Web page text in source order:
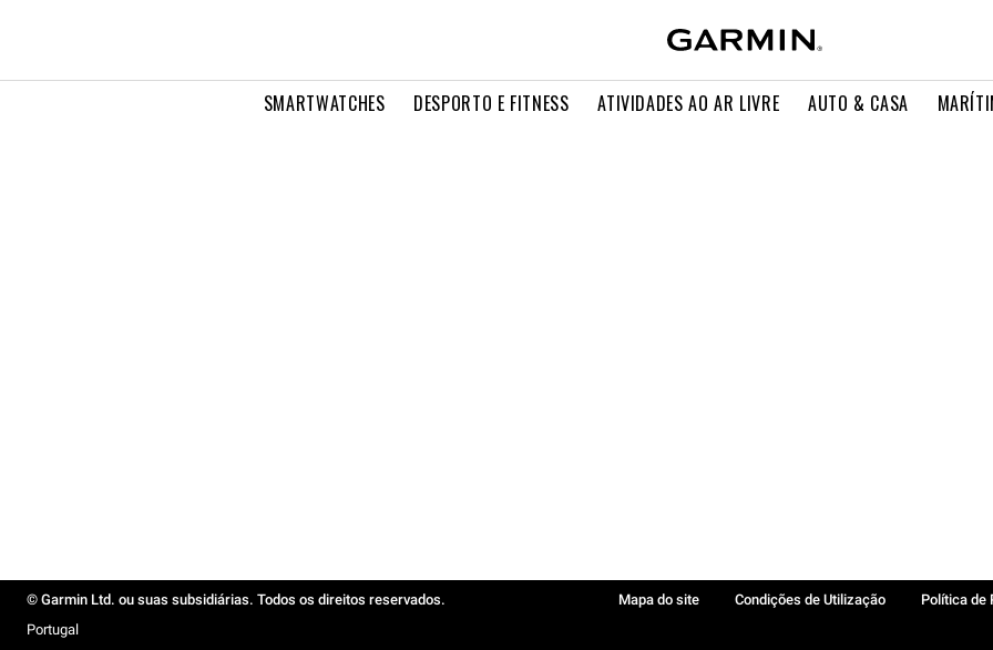
SMARTWATCHES DESPORTO E FITNESS ATIVIDADES AO AR LIVRE AUTO & CASA
© Garmin Ltd. ou suas subsidiárias. Todos os direitos reservados. Mapa do site Condições de Utilização Política de
Portugal